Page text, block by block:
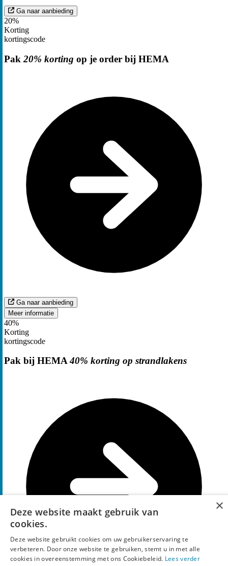
Ga naar aanbieding
20%
Korting
kortingscode
Pak 20% korting op je order bij HEMA
Ga naar aanbieding
Meer informatie
40%
Korting
kortingscode
Pak bij HEMA40% korting op strandlakens
×
Deze website maakt gebruik van
cookies.
Deze website gebruikt cookies om uw gebruikerservaring te
verbeteren. Door onze website te gebruiken, stemt u in met alle
cookies in overeenstemming met ons Cookiebeleid. Lees verder